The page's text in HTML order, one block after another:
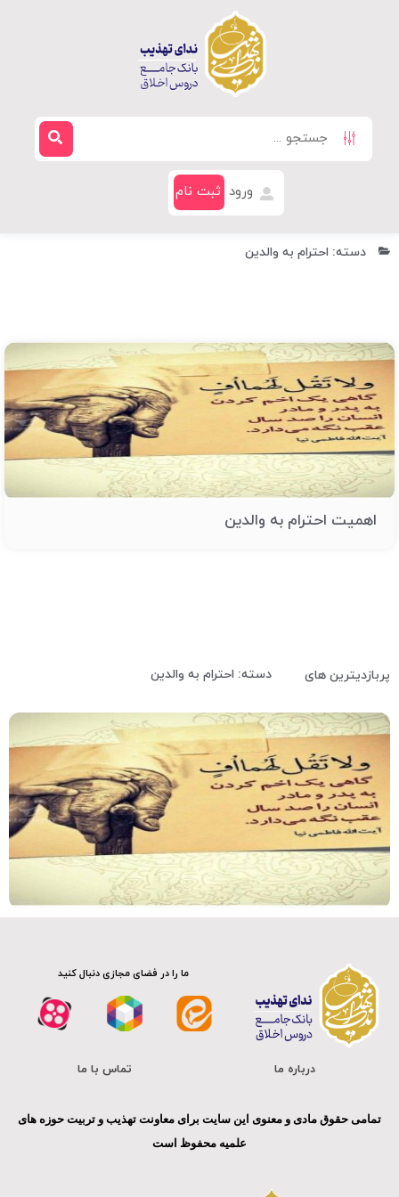
ورود ثبت نام
دسته: احترام به والدین
اهمیت احترام به والدین
پربازدیترین های دسته: احترام به والدین
ما را در فضای مجازی دنبال کنید
درباره ما تماس با ما
تمامی حقوق مادی و معنوی این سایت برای معاونت تهذیب و تربیت حوزه های
علمیه محفوظ است